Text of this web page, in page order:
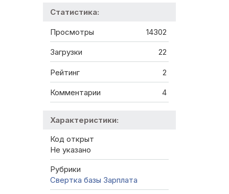
Статистика:
Просмотры 14302
Загрузки 22
Рейтинг 2
Комментарии 4
Характеристики:
Код открыт
Не указано
Рубрики
Свертка базы Зарплата